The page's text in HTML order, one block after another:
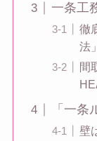
一条工
徹
法」
間
「一
壁